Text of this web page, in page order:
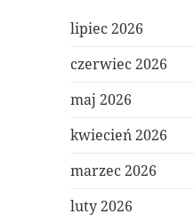
lipiec 2026
czerwiec 2026
maj 2026
kwiecień 2026
marzec 2026
luty 2026